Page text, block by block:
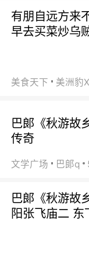
有朋自远方来
早去买菜炒乌
美食天下 美洲豹
巴郞《秋游故
传奇
文学广场 巴郞q
巴郞《秋游故
阳张飞庙二 东